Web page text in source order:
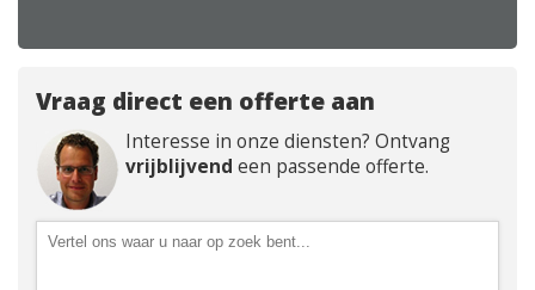
Vraag direct een offerte aan
Interesse in onze diensten? Ontvang
vrijblijvend een passende offerte.